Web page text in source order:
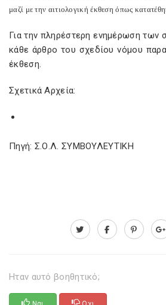
μαζί με την αιτιολογική έκθεση όπως
Για την πληρέστερη ενημέρωση
κάθε άρθρο του σχεδίου νόμου
έκθεση.
Σχετικά Αρχεία:
Πηγή: Σ.Ο.Λ. ΣΥΜΒΟΥΛΕΥΤΙΚΗ
Ηταν αυτό βοηθητικό;